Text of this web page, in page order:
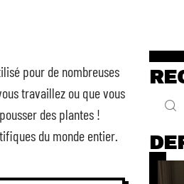
pour de nombreuses
travaillez ou que vous
des plantes !
du monde entier.